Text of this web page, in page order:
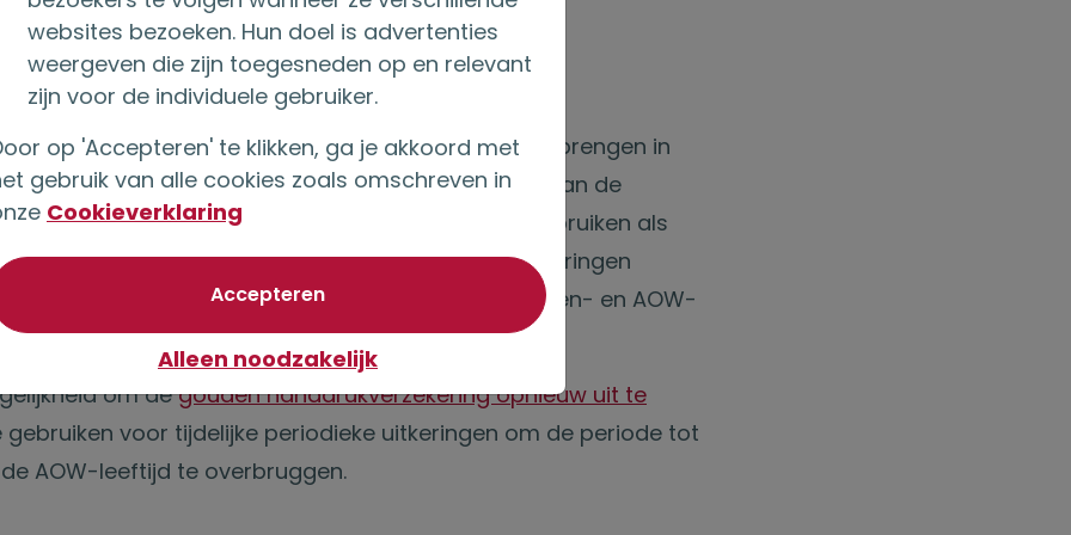
ontslagvergoeding ofwel gouden handdruk onderbrengen in
Veel ex-werknemers stelden zo de aankoop van de
uit tot hun 65eom de gouden handdruk te gebruiken als
op het pensioen. Deze gouden handdrukverzekeringen
maar door het opschuiven van de pensioen- en AOW-
jaren, sluit dit niet meer op elkaar aan.
om degouden handdrukverzekering opnieuw uit te
gebruiken voor tijdelijke periodieke uitkeringen om de periode tot
AOW-leeftijd te overbruggen.
websites bezoeken. Hun doel is advertenties
weergeven die zijn toegesneden op en relevant
zijn voor de individuele gebruiker.
op 'Accepteren' te klikken, ga je akkoord met
gebruik van alle cookies zoals omschreven in
Cookieverklaring
Accepterenvan optionele cookies
Alleen noodzakelijk